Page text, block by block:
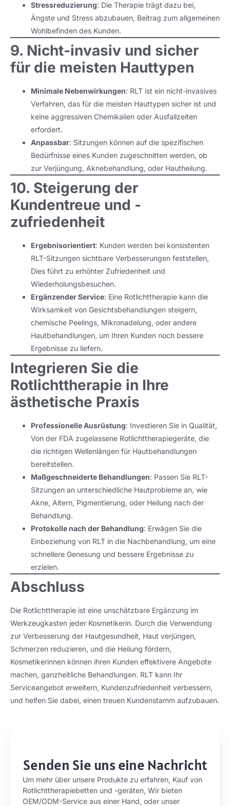
Stressreduzierung: Die Therapie trägt dazu bei,
Ängste und Stress abzubauen, Beitrag zum allgemeinen
Wohlbefinden des Kunden.
9. Nicht-invasiv und sicher
für die meisten Hauttypen
Minimale Nebenwirkungen: RLT ist ein nicht-invasives
Verfahren, das für die meisten Hauttypen sicher ist und
keine aggressiven Chemikalien oder Ausfallzeiten
erfordert.
Anpassbar: Sitzungen können auf die spezifischen
Bedürfnisse eines Kunden zugeschnitten werden, ob
zur Verjüngung, Aknebehandlung, oder Hautheilung.
10. Steigerung der
Kundentreue und -
zufriedenheit
Ergebnisorientiert: Kunden werden bei konsistenten
RLT-Sitzungen sichtbare Verbesserungen feststellen,
Dies führt zu erhöhter Zufriedenheit und
Wiederholungsbesuchen.
Ergänzender Service: Eine Rotlichttherapie kann die
Wirksamkeit von Gesichtsbehandlungen steigern,
chemische Peelings, Mikronadelung, oder andere
Hautbehandlungen, um Ihren Kunden noch bessere
Ergebnisse zu liefern.
Integrieren Sie die
Rotlichttherapie in Ihre
ästhetische Praxis
Professionelle Ausrüstung: Investieren Sie in Qualität,
Von der FDA zugelassene Rotlichttherapiegeräte, die
die richtigen Wellenlängen für Hautbehandlungen
bereitstellen.
Maßgeschneiderte Behandlungen: Passen Sie RLT-
Sitzungen an unterschiedliche Hautprobleme an, wie
Akne, Altern, Pigmentierung, oder Heilung nach der
Behandlung.
Protokolle nach der Behandlung: Erwägen Sie die
Einbeziehung von RLT in die Nachbehandlung, um eine
schnellere Genesung und bessere Ergebnisse zu
erzielen.
Abschluss
Die Rotlichttherapie ist eine unschätzbare Ergänzung im
Werkzeugkasten jeder Kosmetikerin. Durch die Verwendung
zur Verbesserung der Hautgesundheit, Haut verjüngen,
Schmerzen reduzieren, und die Heilung fördern,
Kosmetikerinnen können ihren Kunden effektivere Angebote
machen, ganzheitliche Behandlungen. RLT kann Ihr
Serviceangebot erweitern, Kundenzufriedenheit verbessern,
und helfen Sie dabei, einen treuen Kundenstamm aufzubauen.
Senden Sie uns eine Nachricht
Um mehr über unsere Produkte zu erfahren, Kauf von
Rotlichttherapiebetten und -geräten, Wir bieten
OEM/ODM-Service aus einer Hand, oder unser